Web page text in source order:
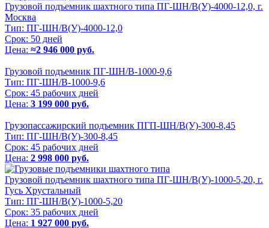
Грузовой подъемник шахтного типа ПГ-ШН/В(У)-4000-12,0, г.
Москва
Тип: ПГ-ШН/В(У)-4000-12,0
Срок: 50 дней
Цена: ≈2 946 000 руб.
Грузовой подъемник ПГ-ШН/В-1000-9,6
Тип: ПГ-ШН/В-1000-9,6
Срок: 45 рабочих дней
Цена: 3 199 000 руб.
Грузопассажирский подъемник ПГП-ШН/В(У)-300-8,45
Тип: ПГ-ШН/В(У)-300-8,45
Срок: 45 рабочих дней
Цена: 2 998 000 руб.
Грузовой подъемник шахтного типа ПГ-ШН/В(У)-1000-5,20, г.
Гусь Хрустальный
Тип: ПГ-ШН/В(У)-1000-5,20
Срок: 35 рабочих дней
Цена: 1 927 000 руб.